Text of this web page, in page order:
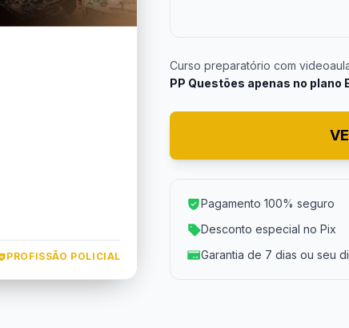
PROFISSÃO POLICIAL
Curso preparatório com
PP Questões apenas no plano
Pagamento 100% seguro
Desconto especial no Pix
Garantia de 7 dias ou seu